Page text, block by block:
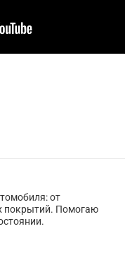
от
покрытий. Помогаю